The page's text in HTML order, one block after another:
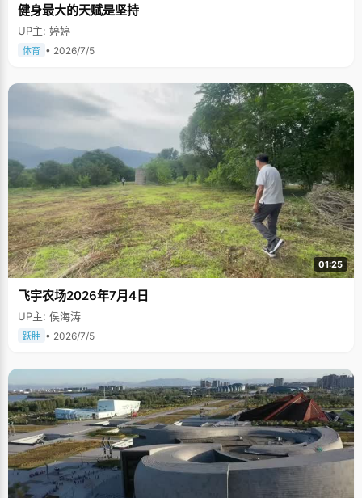
健身最大的天赋是坚持
UP主: 婷婷
体育 • 2026/7/5
01:25
飞宇农场2026年7月4日
UP主: 侯海涛
跃胜 • 2026/7/5